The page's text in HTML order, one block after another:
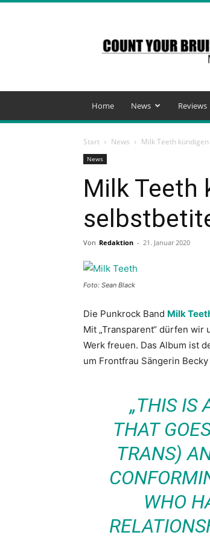
Your
Home News Reviews
Start News Milk Teeth
News
Milk Teeth
Von Redaktion - 21. Januar 2020
Foto: Sean Black
Die Punkrock Band Milk
Mit „Transparent“ dürfen
Werk freuen. Das Album ist
um Frontfrau Sängerin
„THIS IS
THAT
TRANS)
WHO